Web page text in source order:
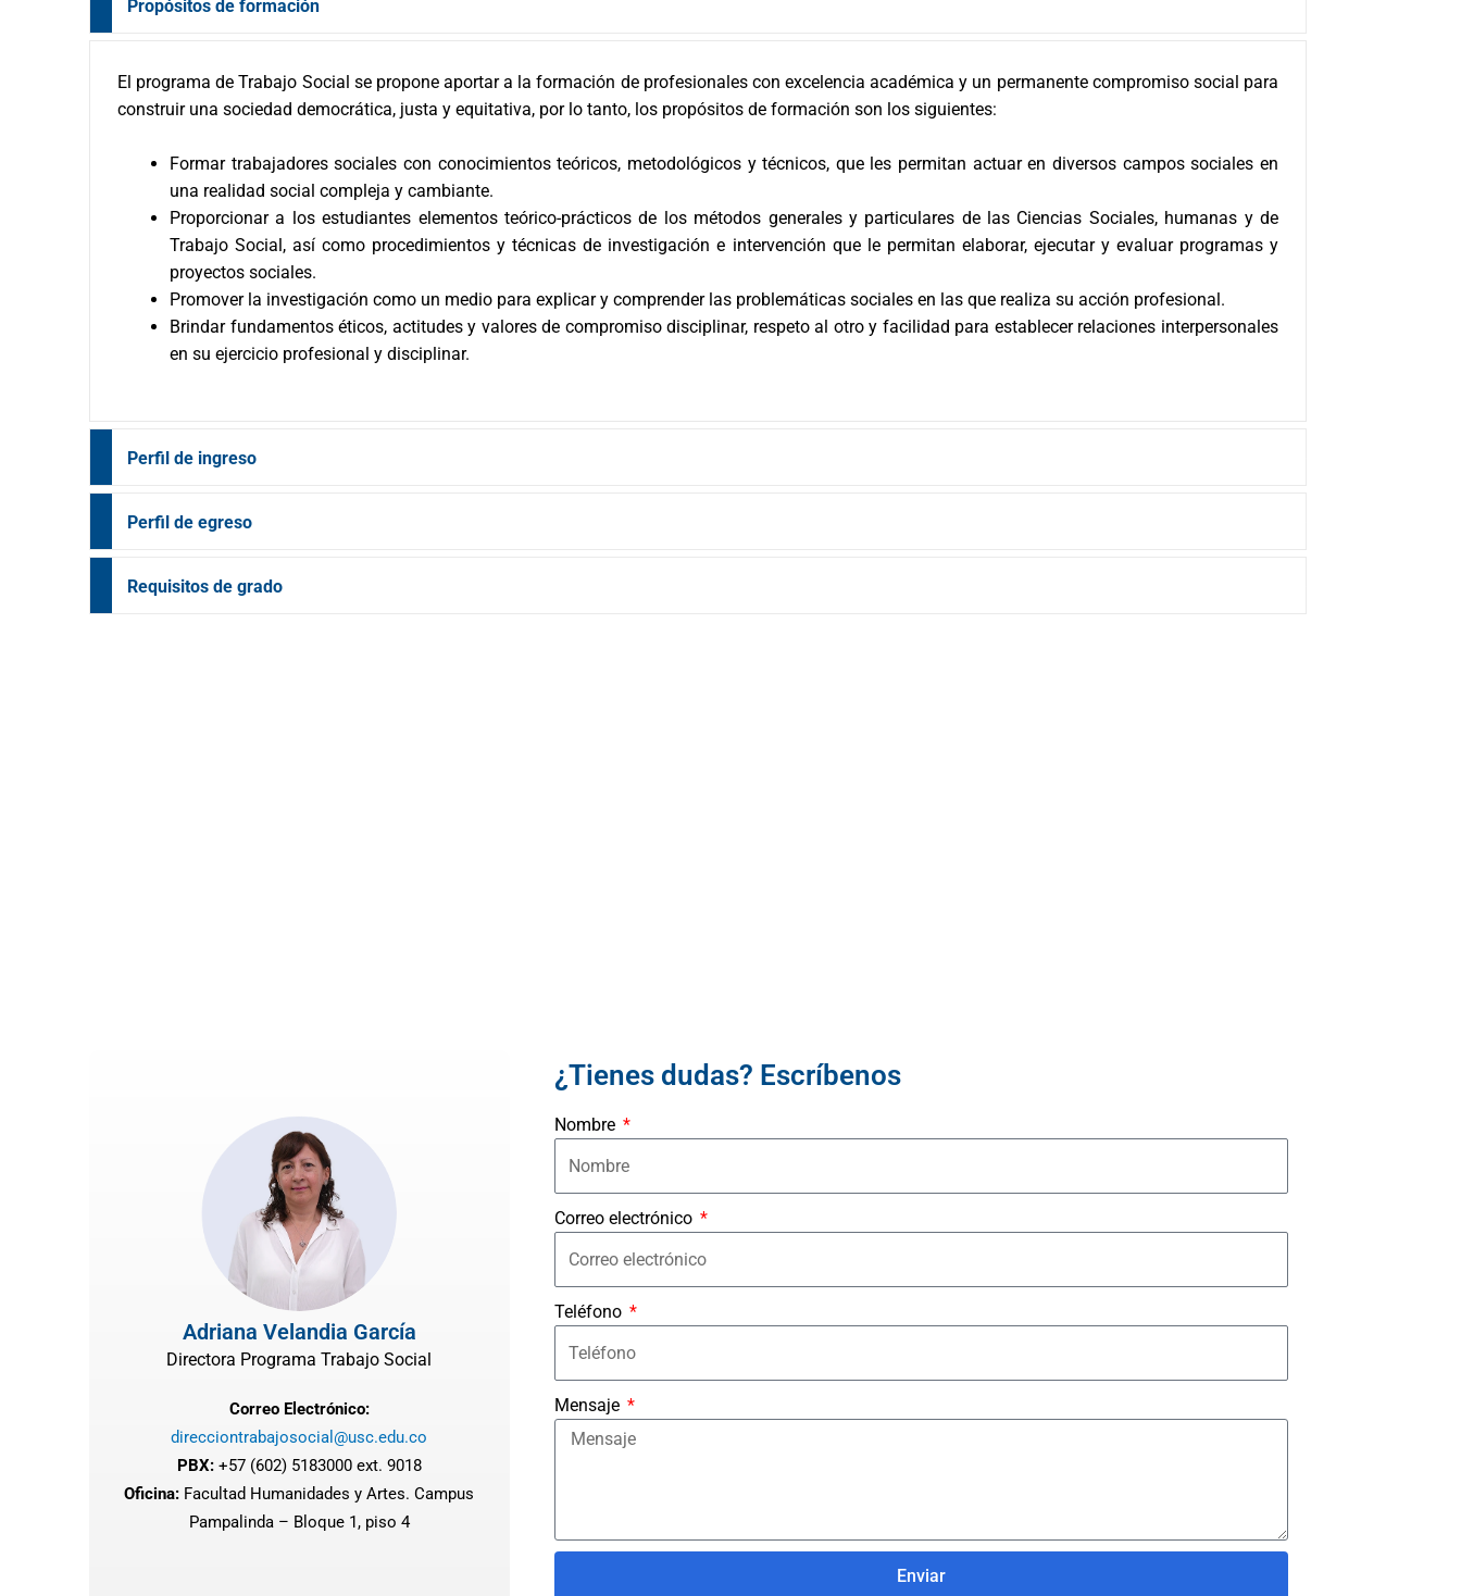
Propósitos de formación
El programa de Trabajo Social se propone aportar a la formación de profesionales con excelencia académica y un permanente compromiso social para
construir una sociedad democrática, justa y equitativa, por lo tanto, los propósitos de formación son los siguientes:
Formar trabajadores sociales con conocimientos teóricos, metodológicos y técnicos, que les permitan actuar en diversos campos sociales en
una realidad social compleja y cambiante.
Proporcionar a los estudiantes elementos teórico-prácticos de los métodos generales y particulares de las Ciencias Sociales, humanas y de
Trabajo Social, así como procedimientos y técnicas de investigación e intervención que le permitan elaborar, ejecutar y evaluar programas y
proyectos sociales.
Promover la investigación como un medio para explicar y comprender las problemáticas sociales en las que realiza su acción profesional.
Brindar fundamentos éticos, actitudes y valores de compromiso disciplinar, respeto al otro y facilidad para establecer relaciones interpersonales
en su ejercicio profesional y disciplinar.
Perfil de ingreso
Perfil de egreso
Requisitos de grado
Adriana Velandia García
Directora Programa Trabajo Social
Correo Electrónico:
direcciontrabajosocial@usc.edu.co
PBX: +57 (602) 5183000 ext. 9018
Oficina: Facultad Humanidades y Artes. Campus
Pampalinda – Bloque 1, piso 4
¿Tienes dudas? Escríbenos
Nombre
Correo electrónico
Teléfono
Mensaje
Enviar